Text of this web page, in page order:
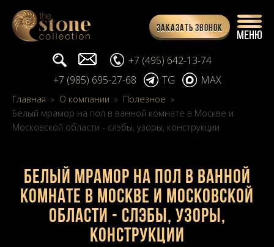
Заказать звонок
Поиск... info@stone-collection.ru
+7 (495) 642-13-74
+7 (985) 695-27-68
TG MAX
Главная » О компании » Полезное »
Белый мрамор на пол в ванной комнате в Москве и
Московской области - слэбы, узоры, конструкции
Белый мрамор на пол в ванной
комнате в Москве и Московской
области - слэбы, узоры,
конструкции